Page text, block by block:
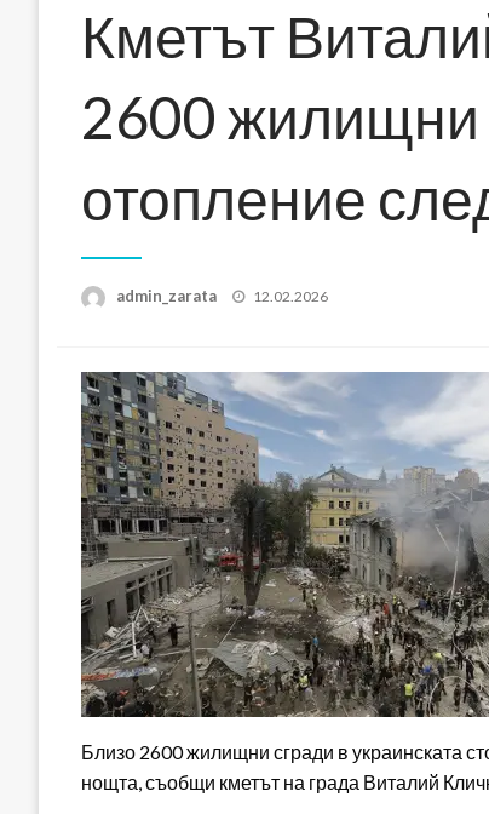
Кметът
2600 жилищни
отопление
admin_zarata
Posted
12.02.2026
Близо 2600 жилищни сгради в украинската
нощта, съобщи кметът на града Виталий